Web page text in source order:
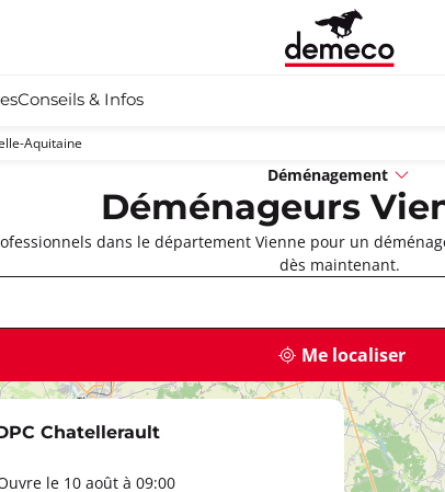
Conseils & Infos
Aquitaine
Déménagement
Déménageurs
dans le département Vienne pour un
dès maintenant.
Me localiser
Chatellerault
le 10 août à 09:00